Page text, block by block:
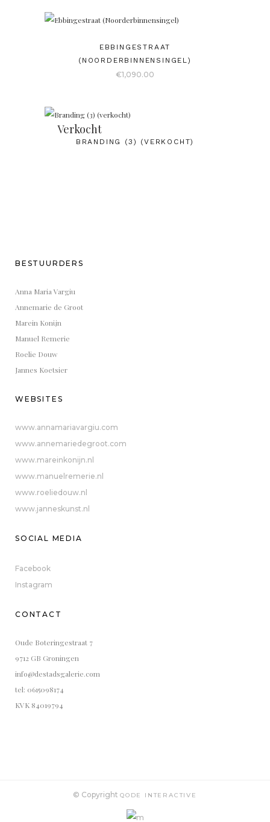
EBBINGESTRAAT
(NOORDERBINNENSINGEL)
€1,090.00
Verkocht
BRANDING (3) (VERKOCHT)
BESTUURDERS
Anna Maria Vargiu
Annemarie de Groot
Marein Konijn
Manuel Remerie
Roelie Douw
Jannes Koetsier
WEBSITES
www.annamariavargiu.com
www.annemariedegroot.com
www.mareinkonijn.nl
www.manuelremerie.nl
www.roeliedouw.nl
www.janneskunst.nl
SOCIAL MEDIA
Facebook
Instagram
CONTACT
Oude Boteringestraat 7
9712 GB Groningen
info@destadsgalerie.com
tel: 0615098174
KVK 84019794
© CopyrightQODE INTERACTIVE